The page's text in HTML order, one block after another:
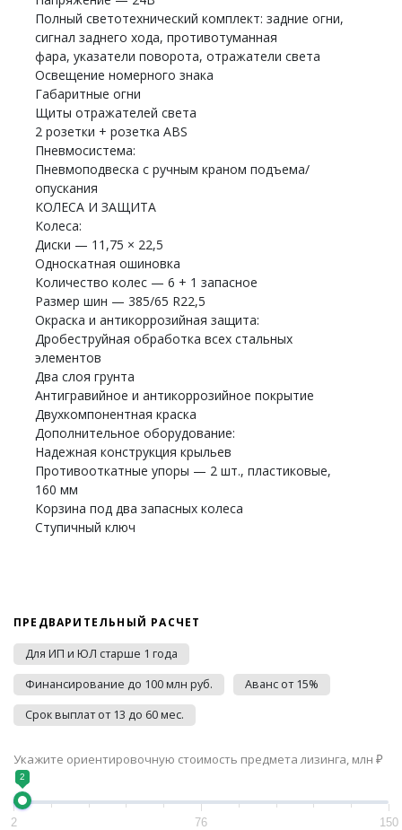
Полный светотехнический комплект: задние огни,
сигнал заднего хода, противотуманная
фара, указатели поворота, отражатели света
Освещение номерного знака
Габаритные огни
Щиты отражателей света
2 розетки + розетка ABS
Пневмосистема:
Пневмоподвеска с ручным краном подъема/
опускания
КОЛЕСА И ЗАЩИТА
Колеса:
Диски — 11,75 × 22,5
Односкатная ошиновка
Количество колес — 6 + 1 запасное
Размер шин — 385/65 R22,5
Окраска и антикоррозийная защита:
Дробеструйная обработка всех стальных
элементов
Два слоя грунта
Антигравийное и антикоррозийное покрытие
Двухкомпонентная краска
Дополнительное оборудование:
Надежная конструкция крыльев
Противооткатные упоры — 2 шт., пластиковые,
160 мм
Корзина под два запасных колеса
Ступичный ключ
ПРЕДВАРИТЕЛЬНЫЙ РАСЧЕТ
Для ИП и ЮЛ старше 1 года
Финансирование до 100 млн руб.
Аванс от 15%
Срок выплат от 13 до 60 мес.
Укажите ориентировочную стоимость предмета лизинга, млн ₽
2
2 76 150